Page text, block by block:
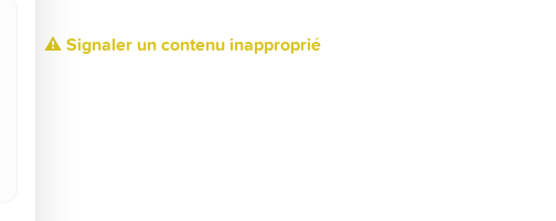
⚠️ Signaler un contenu inapproprié